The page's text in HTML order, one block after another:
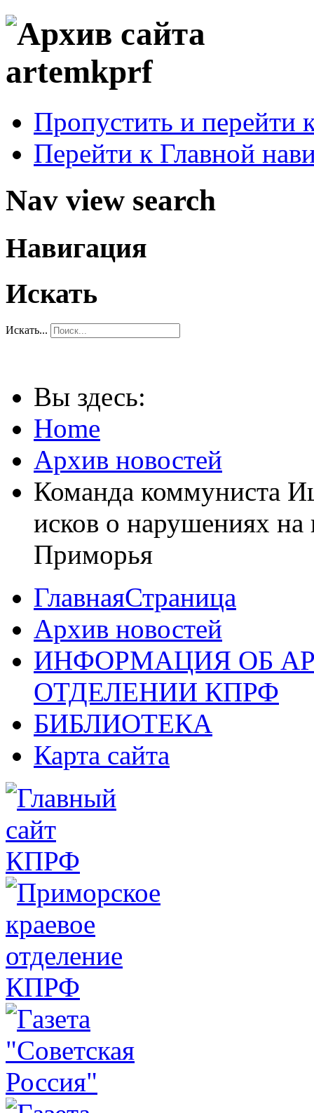
Пропустить и перейти
Перейти к Главной
Nav view search
Навигация
Искать
Искать...
Вы здесь:
Home
Архив новостей
Команда коммуниста
исков о нарушениях на
Приморья
ГлавнаяСтраница
Архив новостей
ИНФОРМАЦИЯ ОБ
ОТДЕЛЕНИИ КПРФ
БИБЛИОТЕКА
Карта сайта